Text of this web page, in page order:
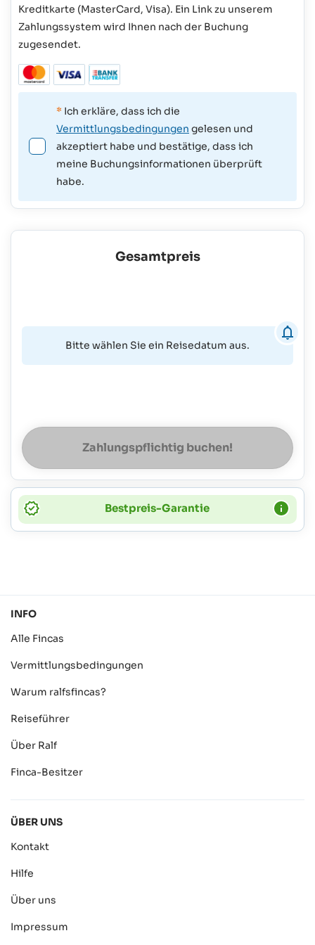
Kreditkarte (MasterCard, Visa). Ein Link zu unserem
Zahlungssystem wird Ihnen nach der Buchung
zugesendet.
* Ich erkläre, dass ich die
Vermittlungsbedingungen gelesen und
akzeptiert habe und bestätige, dass ich
meine Buchungsinformationen überprüft
habe.
Gesamtpreis
Bitte wählen Sie ein Reisedatum aus.
Zahlungspflichtig buchen!
Bestpreis-Garantie
INFO
Alle Fincas
Vermittlungsbedingungen
Warum ralfsfincas?
Reiseführer
Über Ralf
Finca-Besitzer
ÜBER UNS
Kontakt
Hilfe
Über uns
Impressum